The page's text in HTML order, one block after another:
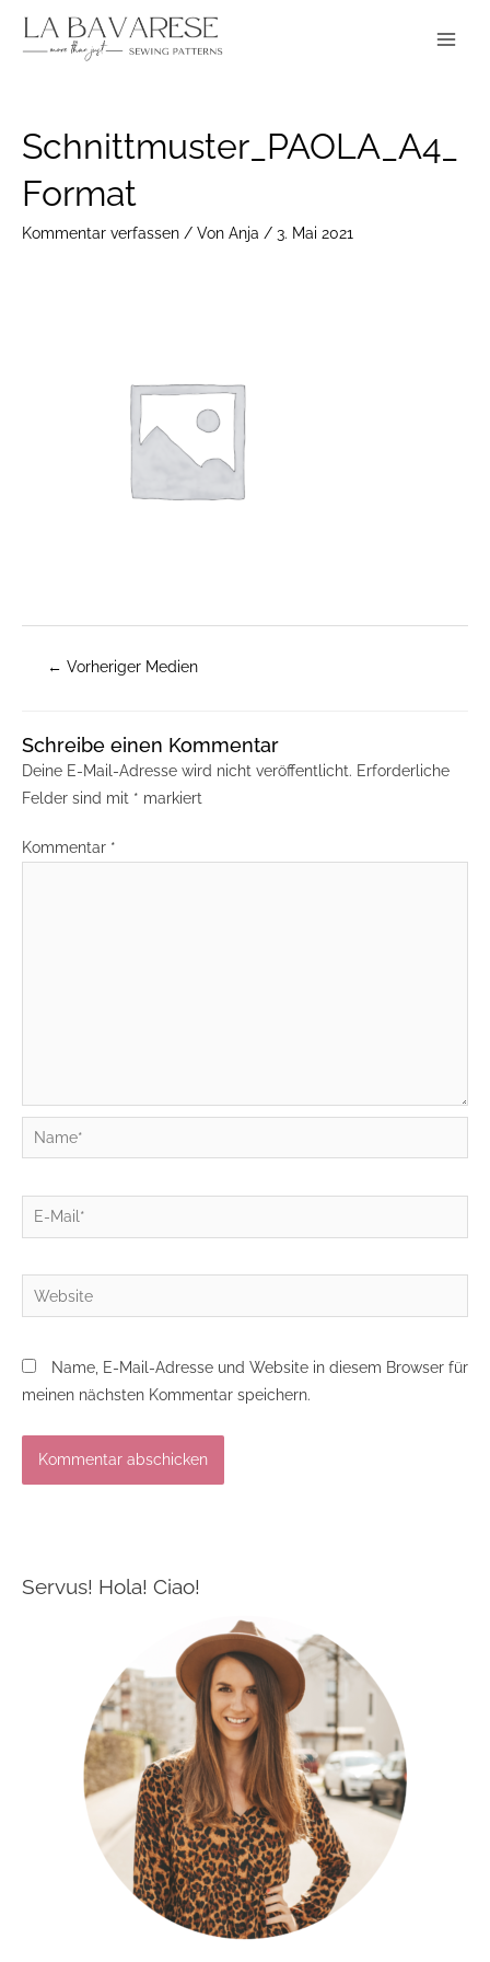
Inhalt
Schnittmuster_PAOLA_A4_
Format
Kommentar verfassen / Von Anja / 3. Mai 2021
navigation
← Vorheriger Medien
Schreibe einen Kommentar
Deine E-Mail-Adresse wird nicht veröffentlicht. Erforderliche
Felder sind mit * markiert
Kommentar *
Name*
E-
Mail*
Website
Name, E-Mail-Adresse und Website in diesem Browser für
meinen nächsten Kommentar speichern.
Servus! Hola! Ciao!